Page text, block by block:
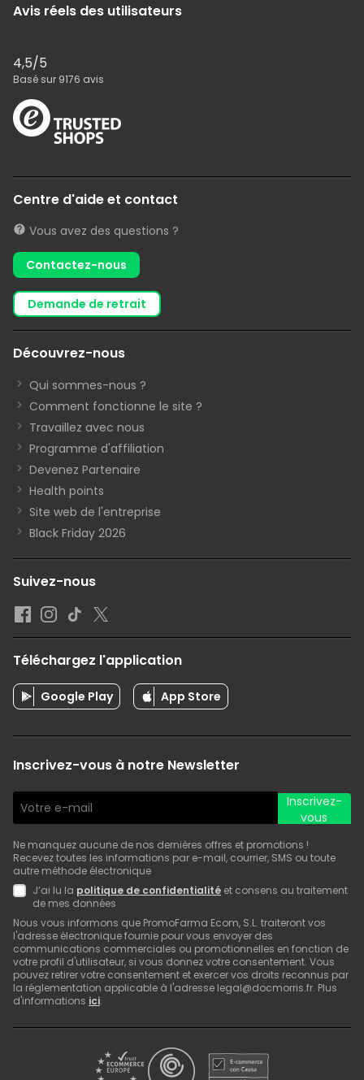
Avis réels des utilisateurs
4,5/5
Basé sur 9176 avis
Centre d'aide et contact
Vous avez des questions ?
Contactez-nous
demande de retrait
Découvrez-nous
Qui sommes-nous ?
Comment fonctionne le site ?
Travaillez avec nous
Programme d'affiliation
Devenez Partenaire
Health points
Site web de l'entreprise
Black Friday 2026
Suivez-nous
Téléchargez l'application
Google Play App Store
Inscrivez-vous à notre Newsletter
Inscrivez-
vous
Ne manquez aucune de nos dernières offres et promotions !
Recevez toutes les informations par e-mail, courrier, SMS ou toute
autre méthode électronique
J’ai lu la politique de confidentialité et consens au traitement
de mes données
Nous vous informons que PromoFarma Ecom, S.L. traiteront vos
l'adresse électronique fournie pour vous envoyer des
communications commerciales ou promotionnelles en fonction de
votre profil d'utilisateur, si vous donnez votre consentement. Vous
pouvez retirer votre consentement et exercer vos droits reconnus par
la réglementation applicable à l'adresse legal@docmorris.fr. Plus
d'informations ici.